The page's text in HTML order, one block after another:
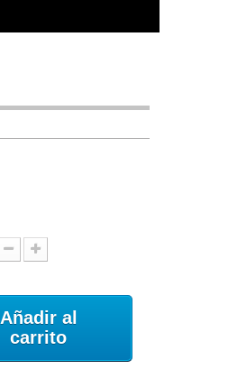
Añadir al
carrito